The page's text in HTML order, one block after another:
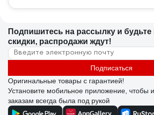
Подпишитесь на рассылку и
скидки, распродажи ждут!
Подписаться
Оригинальные товары с гарантией!
Установите мобильное приложение, чтобы
заказам всегда была под рукой